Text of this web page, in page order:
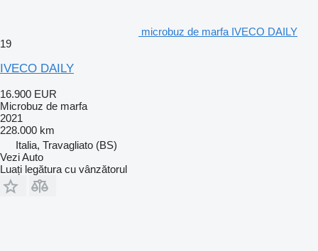
microbuz de marfa IVECO DAILY
19
IVECO DAILY
16.900 EUR
Microbuz de marfa
2021
228.000 km
Italia, Travagliato (BS)
Vezi Auto
Luați legătura cu vânzătorul